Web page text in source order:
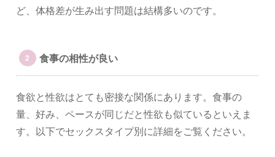
ど、体格差が生み出す問題は結構多いのです。
食事の相性が良い
食欲と性欲はとても密接な関係にあります。食事の
量、好み、ペースが同じだと性欲も似ているといえま
す。以下でセックスタイプ別に詳細をご覧ください。